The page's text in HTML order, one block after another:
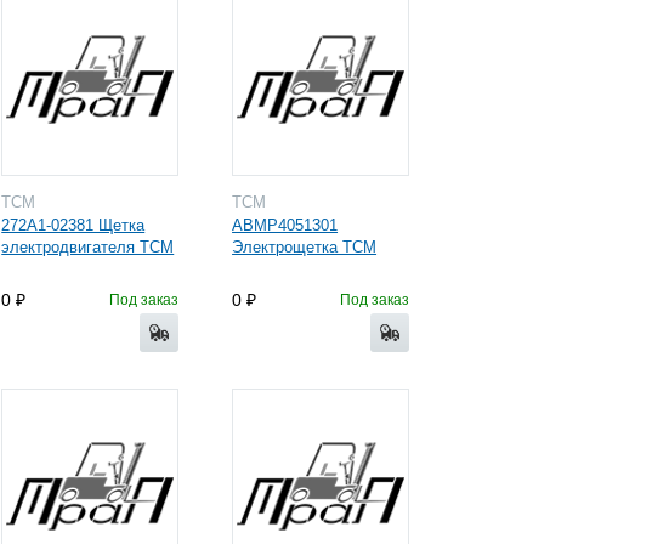
TCM
272A1-02381 Щетка
электродвигателя TCM
0 Под заказ
TCM
ABMP4051301
Электрощетка TCM
0 Под заказ